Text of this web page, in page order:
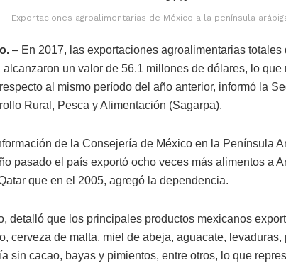
Exportaciones agroalimentarias de México a la península
– En 2017, las exportaciones agroalimentarias
un valor de 56.1 millones de dólares, lo
al mismo período del año anterior, informó la
Rural, Pesca y Alimentación (Sagarpa).
de la Consejería de México en la Península
pasado el país exportó ocho veces más alimentos a
que en el 2005, agregó la dependencia.
detalló que los principales productos mexicanos
cerveza de malta, miel de abeja, aguacate,
sin cacao, bayas y pimientos, entre otros, lo que